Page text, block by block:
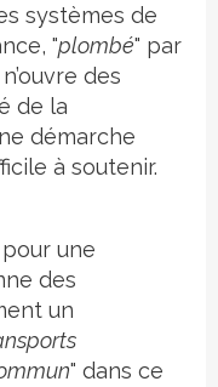
systèmes de
"plombé" par
des
de la
démarche
à soutenir.
une
des
un
" dans ce